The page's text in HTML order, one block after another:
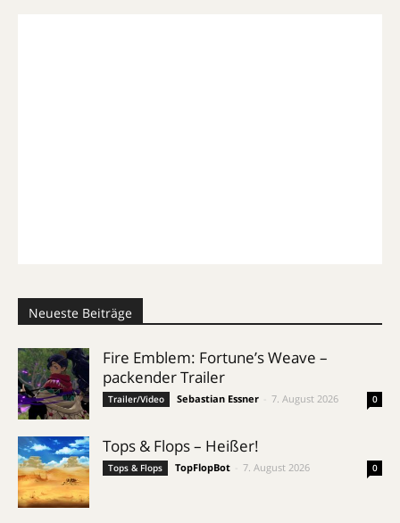
Neueste Beiträge
Fire Emblem: Fortune’s Weave –
packender Trailer
Trailer/Video Sebastian Essner 7. August 2026 0
Tops & Flops – Heißer!
Tops & Flops TopFlopBot 7. August 2026 0